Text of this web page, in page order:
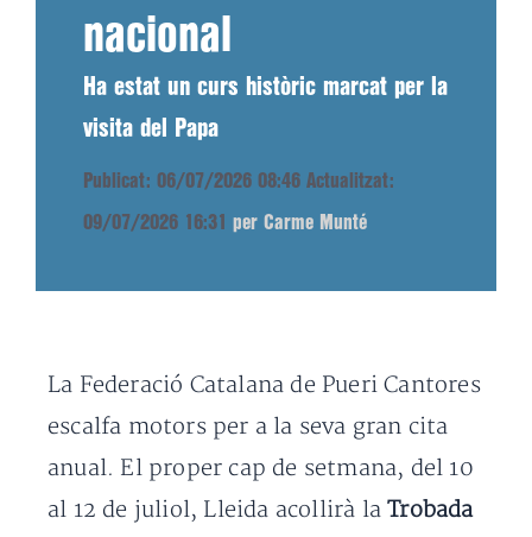
nacional
Ha estat un curs històric marcat per la
visita del Papa
Publicat: 06/07/2026 08:46 Actualitzat:
09/07/2026 16:31 per Carme Munté
La Federació Catalana de Pueri Cantores
escalfa motors per a la seva gran cita
anual. El proper cap de setmana, del 10
al 12 de juliol, Lleida acollirà laTrobada